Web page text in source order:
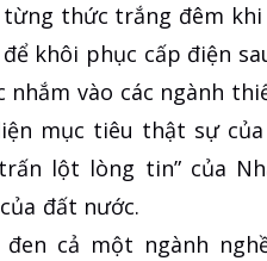
thức trắng đêm khi
khôi phục cấp điện
vào các ngành
mục tiêu thật sự của
lột lòng tin” của
đất nước.
cả một ngành